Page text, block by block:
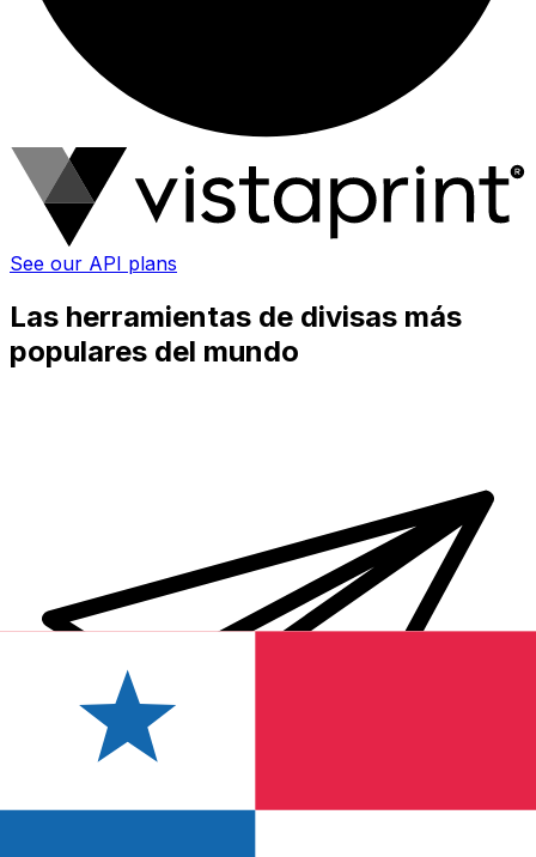
See our API plans
Las herramientas de divisas más
populares del mundo